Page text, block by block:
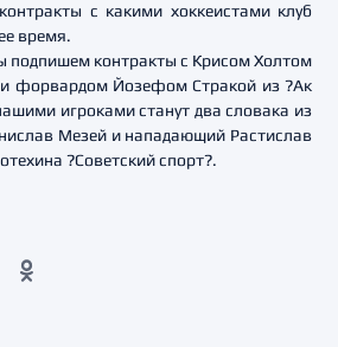
с какими хоккеистами клуб
время.
подпишем контракты с Крисом Холтом
форвардом Йозефом Стракой из ?Ак
игроками станут два словака из
Мезей и нападающий Растислав
?Советский спорт?.